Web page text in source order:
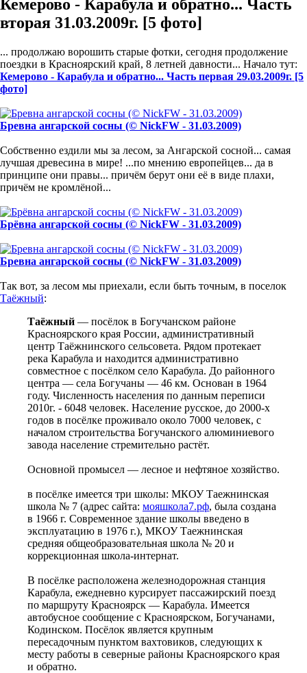
Кемерово - Карабула и обратно... Часть
вторая 31.03.2009г. [5 фото]
... продолжаю ворошить старые фотки, сегодня продолжение
поездки в Красноярский край, 8 летней давности... Начало тут:
Кемерово - Карабула и обратно... Часть первая 29.03.2009г. [5
фото]
Бревна ангарской сосны (© NickFW - 31.03.2009)
Собственно ездили мы за лесом, за Ангарской сосной... самая
лучшая древесина в мире! ...по мнению европейцев... да в
принципе они правы... причём берут они её в виде плахи,
причём не кромлёной...
Брёвна ангарской сосны (© NickFW - 31.03.2009)
Бревна ангарской сосны (© NickFW - 31.03.2009)
Так вот, за лесом мы приехали, если быть точным, в поселок
Таёжный:
Таёжный — посёлок в Богучанском районе
Красноярского края России, административный
центр Таёжнинского сельсовета. Рядом протекает
река Карабула и находится административно
совместное с посёлком село Карабула. До районного
центра — села Богучаны — 46 км. Основан в 1964
году. Численность населения по данным переписи
2010г. - 6048 человек. Население русское, до 2000-х
годов в посёлке проживало около 7000 человек, с
началом строительства Богучанского алюминиевого
завода население стремительно растёт.
Основной промысел — лесное и нефтяное хозяйство.
в посёлке имеется три школы: МКОУ Таежнинская
школа № 7 (адрес сайта: мояшкола7.рф, была создана
в 1966 г. Современное здание школы введено в
эксплуатацию в 1976 г.), МКОУ Таежнинская
средняя общеобразовательная школа № 20 и
коррекционная школа-интернат.
В посёлке расположена железнодорожная станция
Карабула, ежедневно курсирует пассажирский поезд
по маршруту Красноярск — Карабула. Имеется
автобусное сообщение с Красноярском, Богучанами,
Кодинском. Посёлок является крупным
пересадочным пунктом вахтовиков, следующих к
месту работы в северные районы Красноярского края
и обратно.